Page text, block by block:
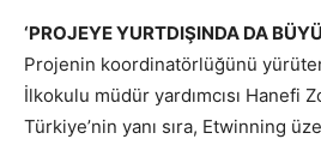
‘PROJEYE YURTDIŞINDA DA
Projenin koordinatörlüğünü
İlkokulu müdür yardımcısı Hanefi
Türkiye’nin yanı sıra, Etwinning